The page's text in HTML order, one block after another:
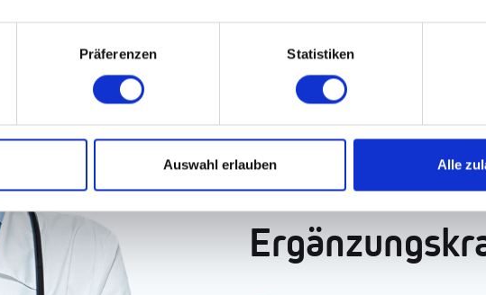
Präferenzen Statistiken
Auswahl erlauben Alle
Finde die
besten Jobs